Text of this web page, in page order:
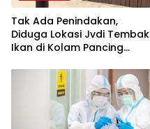
Tak Ada Penindakan,
Diduga Lokasi Jvdi Tembak
Ikan di Kolam Pancing
Restu APH